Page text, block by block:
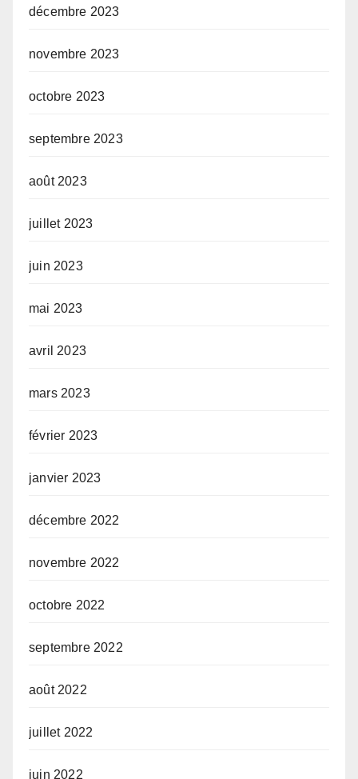
décembre 2023
novembre 2023
octobre 2023
septembre 2023
août 2023
juillet 2023
juin 2023
mai 2023
avril 2023
mars 2023
février 2023
janvier 2023
décembre 2022
novembre 2022
octobre 2022
septembre 2022
août 2022
juillet 2022
juin 2022